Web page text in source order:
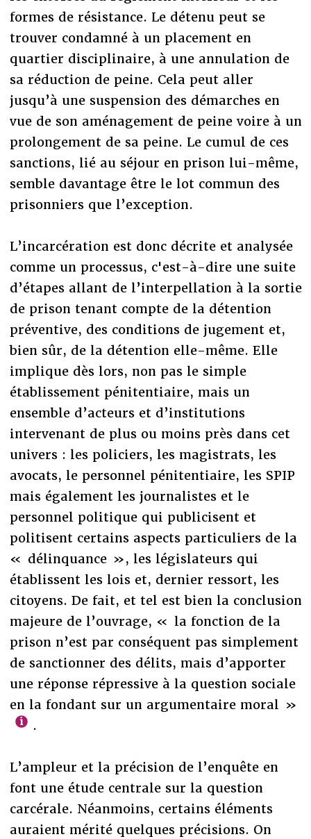
formes de résistance. Le détenu peut se
trouver condamné à un placement en
quartier disciplinaire, à une annulation de
sa réduction de peine. Cela peut aller
jusqu’à une suspension des démarches en
vue de son aménagement de peine voire à un
prolongement de sa peine. Le cumul de ces
sanctions, lié au séjour en prison lui-même,
semble davantage être le lot commun des
prisonniers que l’exception.
L’incarcération est donc décrite et analysée
comme un processus, c'est-à-dire une suite
d’étapes allant de l’interpellation à la sortie
de prison tenant compte de la détention
préventive, des conditions de jugement et,
bien sûr, de la détention elle-même. Elle
implique dès lors, non pas le simple
établissement pénitentiaire, mais un
ensemble d’acteurs et d’institutions
intervenant de plus ou moins près dans cet
univers : les policiers, les magistrats, les
avocats, le personnel pénitentiaire, les SPIP
mais également les journalistes et le
personnel politique qui publicisent et
politisent certains aspects particuliers de la
« délinquance », les législateurs qui
établissent les lois et, dernier ressort, les
citoyens. De fait, et tel est bien la conclusion
majeure de l’ouvrage, « la fonction de la
prison n’est par conséquent pas simplement
de sanctionner des délits, mais d’apporter
une réponse répressive à la question sociale
en la fondant sur un argumentaire moral »
.
L’ampleur et la précision de l’enquête en
font une étude centrale sur la question
carcérale. Néanmoins, certains éléments
auraient mérité quelques précisions. On